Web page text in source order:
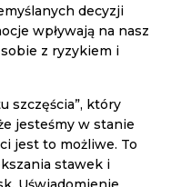
decyzji
wpływają na nasz
z ryzykiem i
szczęścia”, który
jesteśmy w stanie
jest to możliwe. To
stawek i